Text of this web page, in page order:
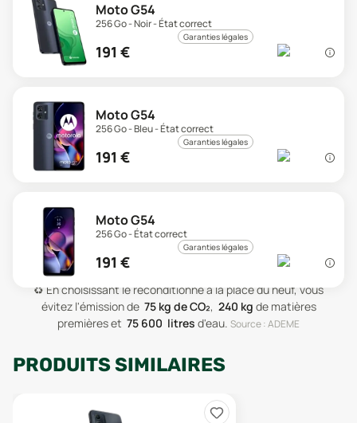
Moto G54
256 Go - Noir - État correct
Garanties légales
191 €
Moto G54
256 Go - Bleu - État correct
Garanties légales
191 €
Moto G54
256 Go - État correct
Garanties légales
191 €
♻️ En choisissant le reconditionné à la place du neuf, vous
évitez l'émission de 75 kg de CO₂, 240 kg de matières
premièreset 75 600 litres d'eau. Source : ADEME
PRODUITS SIMILAIRES